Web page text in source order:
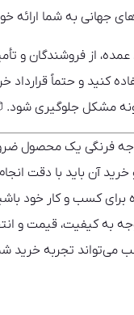
جهانی به شما ارائه
عمده، از فروشندگان و
کنید و حتماً
مشکل جلوگیری شود.
فرنگی یک محصول
آن باید با دقت
برای کسب‌ و کار خود
به کیفیت، قیمت و
می‌تواند تجربه خرید